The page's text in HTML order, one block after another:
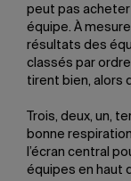
peut pas
équipe. À
résultats des
classés par
tirent bien, alors
Trois, deux, un,
bonne
l’écran central
équipes en haut